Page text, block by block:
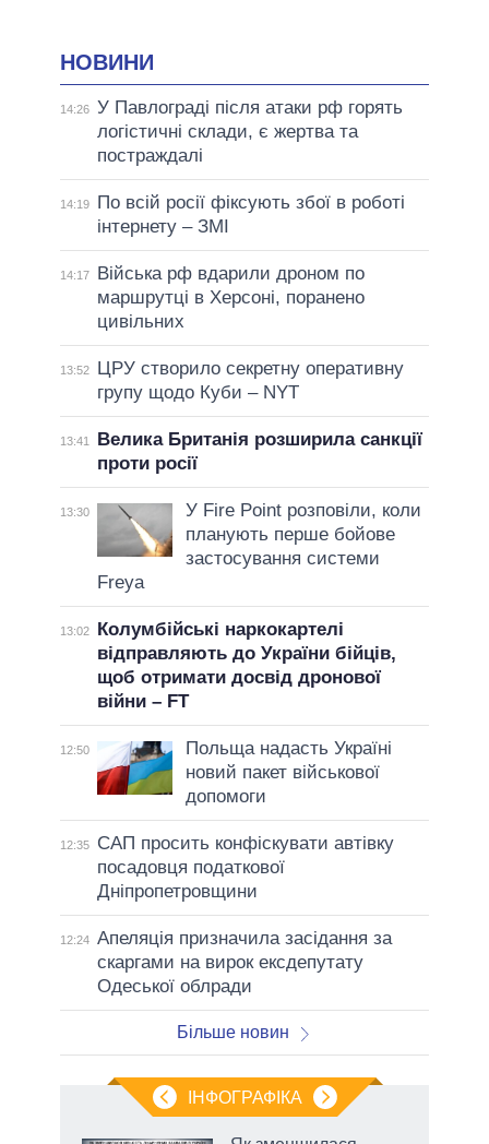
НОВИНИ
14:26 У Павлограді після атаки рф горять
логістичні склади, є жертва та
постраждалі
14:19
По всій росії фіксують збої в роботі
інтернету – ЗМІ
14:17
Війська рф вдарили дроном по
маршрутці в Херсоні, поранено
цивільних
13:52
ЦРУ створило секретну оперативну
групу щодо Куби – NYT
13:41
Велика Британія розширила санкції
проти росії
13:30
У Fire Point розповіли, коли
планують перше бойове
застосування системи
Freya
13:02
Колумбійські наркокартелі
відправляють до України бійців,
щоб отримати досвід дронової
війни – FT
12:50
Польща надасть Україні
новий пакет військової
допомоги
12:35
САП просить конфіскувати автівку
посадовця податкової
Дніпропетровщини
12:24 Апеляція призначила засідання за
скаргами на вирок ексдепутату
Одеської облради
Більше новин
ІНФОГРАФІКА